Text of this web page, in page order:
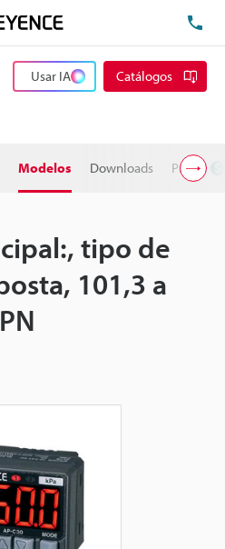
Usar IA Catálogos
Modelos Downloads Preço
tipo de
101,3 a